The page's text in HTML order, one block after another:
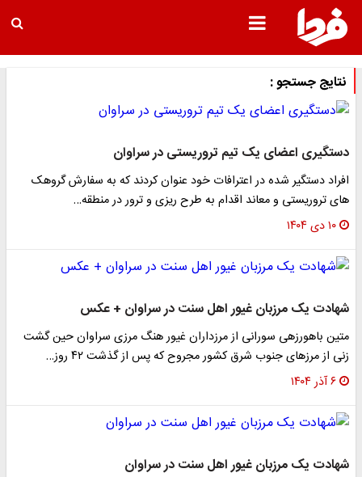
نتایج جستجو :
دستگیری اعضای یک تیم تروریستی در سراوان
افراد دستگیر شده در اعترافات خود عنوان کردند که به سفارش گروهک
های تروریستی و معاند اقدام به طرح ریزی و ترور در منطقه…
۱۰ دی ۱۴۰۴
شهادت یک مرزبان غیور اهل سنت در سراوان + عکس
متین باهورزهی سورانی از مرزداران غیور هنگ مرزی سراوان حین گشت
زنی از مرزهای جنوب شرق کشور مجروح که پس از گذشت ۴۲ روز…
۶ آذر ۱۴۰۴
شهادت یک مرزبان غیور اهل سنت در سراوان